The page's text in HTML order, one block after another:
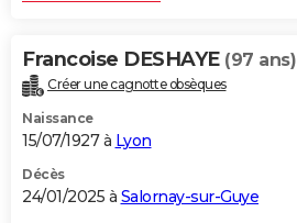
Francoise DESHAYE (97 ans)
Créer une cagnotte obsèques
Naissance
15/07/1927 à Lyon
Décès
24/01/2025 à Salornay-sur-Guye